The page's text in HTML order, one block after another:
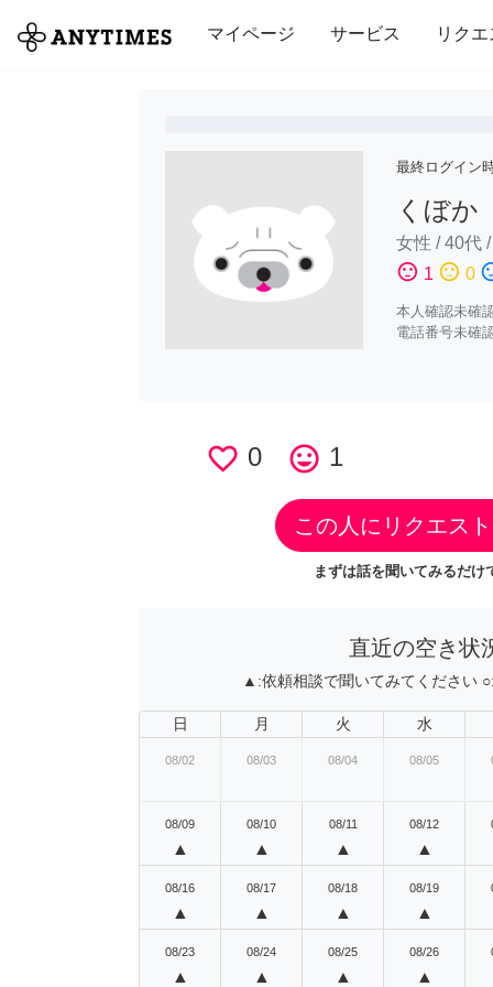
マイページ サービス リクエ
全て 修理・組立 家事 引っ越し
最終ログイン
くぼか
女性 /40代 /
sentiment_satisfied 1 sentiment_neutral 0
本人確認未確
電話番号未確
favorite_border 0 tag_faces 1
この人にリクエス
まずは話を聞いてみるだけ
直近の空き状
▲:依頼相談で聞いてみてください ○:
日 月 火 水
08/02 08/03 08/04 08/05
08/09
▲
08/10
▲
08/11
▲
08/12
▲
08/16
▲
08/17
▲
08/18
▲
08/19
▲
08/23
▲
08/24
▲
08/25
▲
08/26
▲